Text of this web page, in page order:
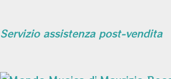
Servizio assistenza post-vendita